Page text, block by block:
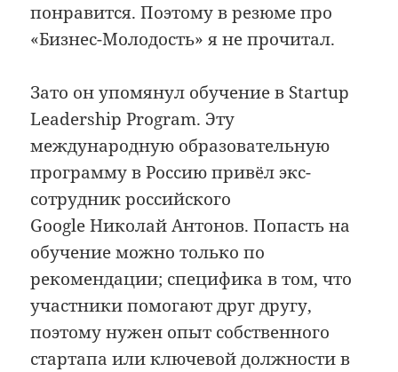
понравится. Поэтому в резюме про
«Бизнес-Молодость» я не прочитал.
Зато он упомянул обучение в Startup
Leadership Program. Эту
международную образовательную
программу в Россию привёл экс-
сотрудник российского
Google Николай Антонов. Попасть на
обучение можно только по
рекомендации; специфика в том, что
участники помогают друг другу,
поэтому нужен опыт собственного
стартапа или ключевой должности в